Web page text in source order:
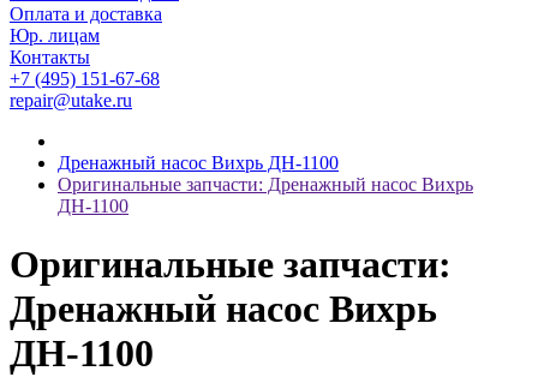
Оплата и доставка
Юр. лицам
Контакты
+7 (495) 151-67-68
repair@utake.ru
Дренажный насос Вихрь ДН-1100
Оригинальные запчасти: Дренажный насос Вихрь
ДН-1100
Оригинальные запчасти:
Дренажный насос Вихрь
ДН-1100